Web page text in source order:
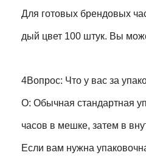
Для готовых брендовых
дый цвет 100 штук. Вы
4Вопрос: Что у вас за
О: Обычная стандартная
часов в мешке, затем в
Если вам нужна